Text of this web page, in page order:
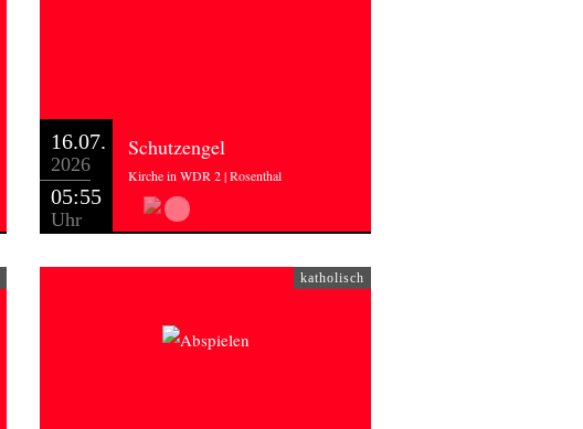
16.07.
2026
05:55
Uhr
Schutzengel
Kirche in WDR 2 | Rosenthal
katholisch